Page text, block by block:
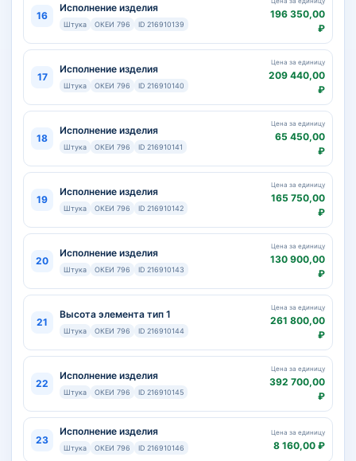
16
Исполнение изделия
Штука ОКЕИ 796 ID 216910139
196 350,00
₽
17
Исполнение изделия
Штука ОКЕИ 796 ID 216910140
Цена за единицу
209 440,00
₽
18
Исполнение изделия
Штука ОКЕИ 796 ID 216910141
Цена за единицу
65 450,00
₽
19
Исполнение изделия
Штука ОКЕИ 796 ID 216910142
Цена за единицу
165 750,00
₽
20
Исполнение изделия
Штука ОКЕИ 796 ID 216910143
Цена за единицу
130 900,00
₽
21
Высота элемента тип 1
Штука ОКЕИ 796 ID 216910144
Цена за единицу
261 800,00
₽
22
Исполнение изделия
Штука ОКЕИ 796 ID 216910145
Цена за единицу
392 700,00
₽
23
Исполнение изделия
Штука ОКЕИ 796 ID 216910146
Цена за единицу
8 160,00 ₽